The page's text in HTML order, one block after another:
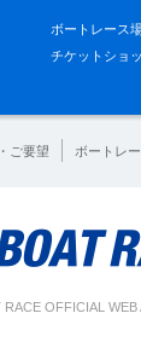
ボートレース
チケットショ
ご要望 ボートレ
OFFICIAL WEB